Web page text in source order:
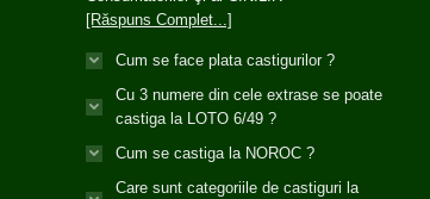
[Răspuns Complet...]
Cum se face plata castigurilor ?
Cu 3 numere din cele extrase se poate
castiga la LOTO 6/49 ?
Cum se castiga la NOROC ?
Care sunt categoriile de castiguri la